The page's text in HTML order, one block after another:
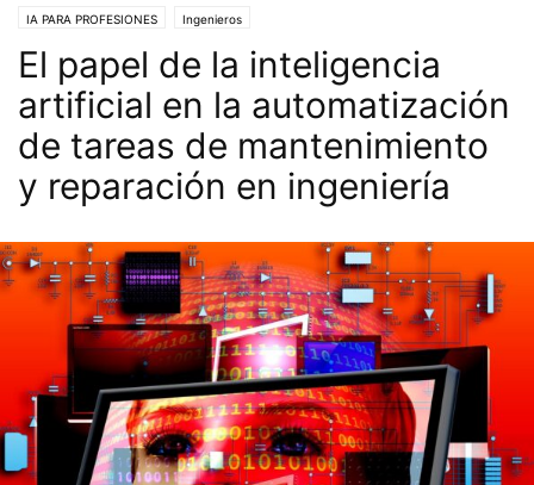
IA PARA PROFESIONES Ingenieros
El papel de la inteligencia
artificial en la automatización
de tareas de mantenimiento
y reparación en ingeniería